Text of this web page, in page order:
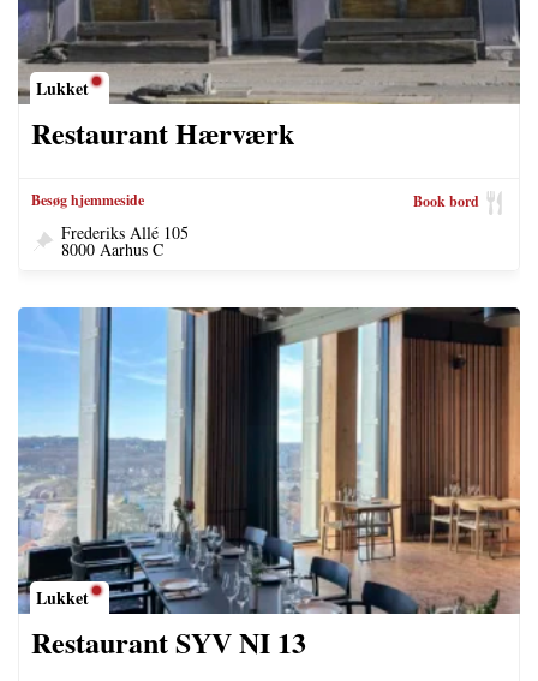
Lukket
Restaurant Hærværk
Besøg hjemmeside Book bord
Frederiks Allé 105
8000 Aarhus C
Lukket
Restaurant SYV NI 13